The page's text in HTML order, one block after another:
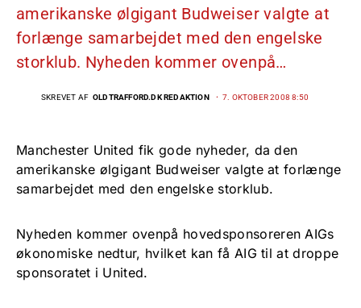
amerikanske ølgigant Budweiser valgte at
forlænge samarbejdet med den engelske
storklub. Nyheden kommer ovenpå…
SKREVET AF OLDTRAFFORD.DK REDAKTION 7. OKTOBER 2008 8:50
Manchester United fik gode nyheder, da den
amerikanske ølgigant Budweiser valgte at forlænge
samarbejdet med den engelske storklub.
Nyheden kommer ovenpå hovedsponsoreren AIGs
økonomiske nedtur, hvilket kan få AIG til at droppe
sponsoratet i United.